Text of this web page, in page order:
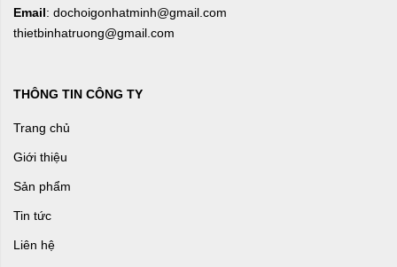
Email: dochoigonhatminh@gmail.com
thietbinhatruong@gmail.com
THÔNG TIN CÔNG TY
Trang chủ
Giới thiệu
Sản phẩm
Tin tức
Liên hệ